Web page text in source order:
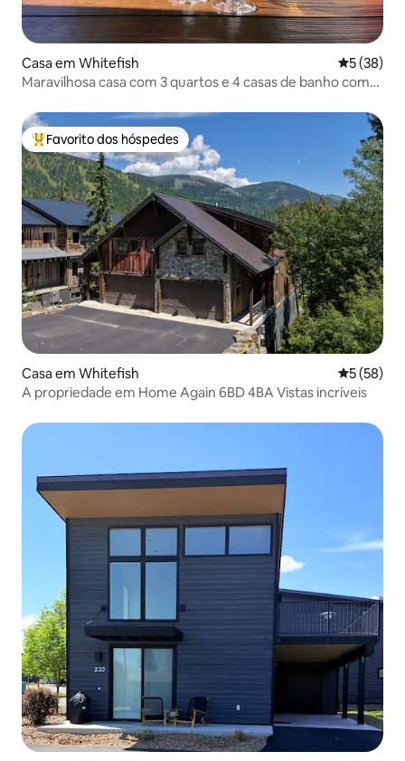
Casa em Whitefish
5 (38)
Maravilhosa casa com 3 quartos e 4 casas de banho com
Favoritos dos hóspedes mais apreciados
Favorito dos hóspedes
Casa em Whitefish
5 (58)
A propriedade em Home Again 6BD 4BA Vistas incríveis